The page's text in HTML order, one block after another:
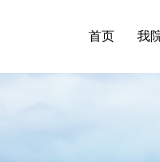
首页 我